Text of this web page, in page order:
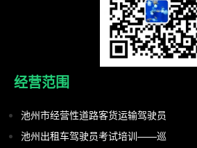
经营范围
池州市经营性道路客货运输驾驶员
池州出租车驾驶员考试培训——巡